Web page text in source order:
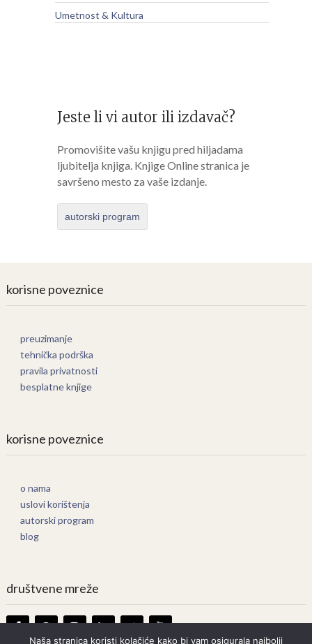
Umetnost & Kultura
Jeste li vi autor ili izdavač?
Promovišite vašu knjigu pred hiljadama
ljubitelja knjiga. Knjige Online stranica je
savršeno mesto za vaše izdanje.
autorski program
korisne poveznice
preuzimanje
tehnička podrška
pravila privatnosti
besplatne knjige
korisne poveznice
o nama
uslovi korištenja
autorski program
blog
društvene mreže
Naša stranica koristi kolačiće kako bi vam osigurala najbolji